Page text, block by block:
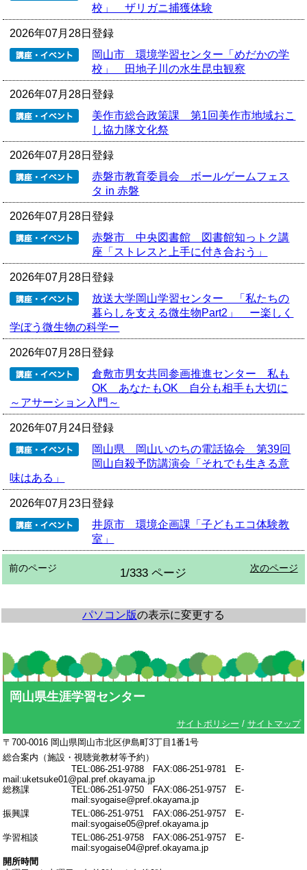
校」 ザリガニ捕獲体験
2026年07月28日登録
岡山市 環境学習センター「めだかの学
校」 田地子川の水生昆虫観察
2026年07月28日登録
美作市総合政策課 第1回美作市地域おこ
し協力隊文化祭
2026年07月28日登録
赤磐市教育委員会 ボールゲームフェス
タ in 赤磐
2026年07月28日登録
赤磐市 中央図書館 図書館知っトク講
座「ストレスと上手に付き合おう」
2026年07月28日登録
放送大学岡山学習センター 「私たちの
暮らしを支える微生物Part2」 ー楽しく
学ぼう微生物の科学ー
2026年07月28日登録
倉敷市男女共同参画推進センター 私も
OK あなたもOK 自分も相手も大切に
～アサーション入門～
2026年07月24日登録
岡山県 岡山いのちの電話協会 第39回
岡山自殺予防講演会「それでも生きる意
味はある」
2026年07月23日登録
井原市 環境企画課「子どもエコ体験教
室」
前のページ 1/333 ページ 次のページ
パソコン版の表示に変更する
岡山県生涯学習センター
サイトポリシー / サイトマップ
〒700-0016 岡山県岡山市北区伊島町3丁目1番1号
総合案内（施設・視聴覚教材等予約）
TEL:086-251-9788 FAX:086-251-9781 E-
mail:uketsuke01@pal.pref.okayama.jp
総務課
TEL:086-251-9750 FAX:086-251-9757 E-
mail:syogaise@pref.okayama.jp
振興課
TEL:086-251-9751 FAX:086-251-9757 E-
mail:syogaise05@pref.okayama.jp
学習相談
TEL:086-251-9758 FAX:086-251-9757 E-
mail:syogaise04@pref.okayama.jp
開所時間